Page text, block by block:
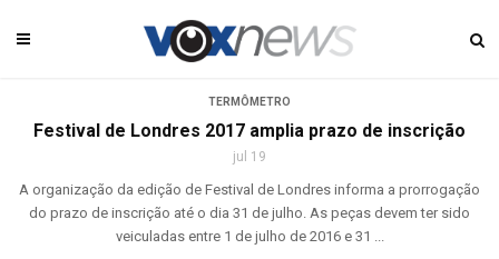
TERMÔMETRO
Festival de Londres 2017 amplia prazo de inscrição
jul 19
A organização da edição de Festival de Londres informa a prorrogação
do prazo de inscrição até o dia 31 de julho. As peças devem ter sido
veiculadas entre 1 de julho de 2016 e 31 ...